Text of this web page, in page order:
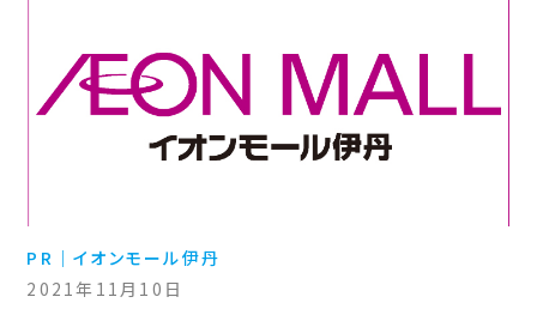
PR｜イオンモール伊丹
2021年11月10日